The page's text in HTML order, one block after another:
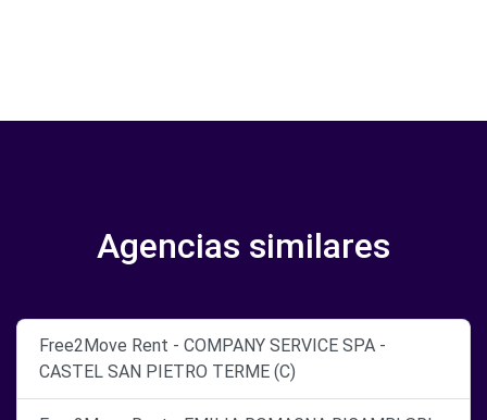
Agencias similares
Free2Move Rent - COMPANY SERVICE SPA -
CASTEL SAN PIETRO TERME (C)